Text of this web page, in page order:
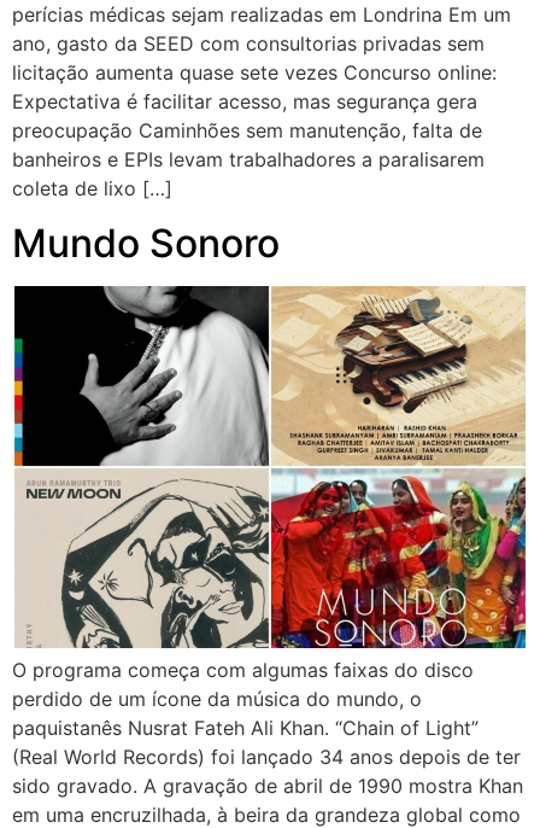
perícias médicas sejam realizadas em Londrina Em um
ano, gasto da SEED com consultorias privadas sem
licitação aumenta quase sete vezes Concurso online:
Expectativa é facilitar acesso, mas segurança gera
preocupação Caminhões sem manutenção, falta de
banheiros e EPIs levam trabalhadores a paralisarem
coleta de lixo […]
Mundo Sonoro
O programa começa com algumas faixas do disco
perdido de um ícone da música do mundo, o
paquistanês Nusrat Fateh Ali Khan. “Chain of Light”
(Real World Records) foi lançado 34 anos depois de ter
sido gravado. A gravação de abril de 1990 mostra Khan
em uma encruzilhada, à beira da grandeza global como